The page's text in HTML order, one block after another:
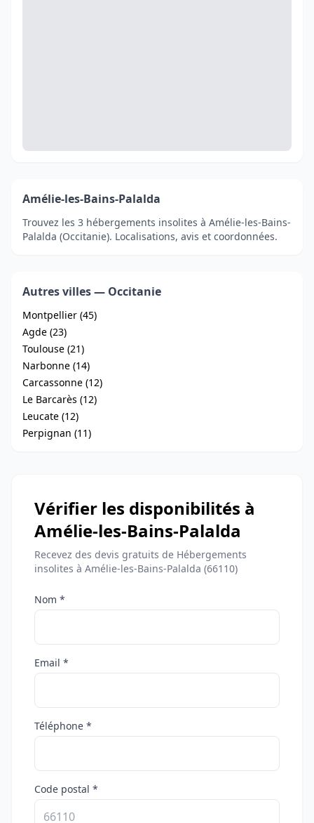
Amélie-les-Bains-Palalda
Trouvez les 3 hébergements insolites à Amélie-les-Bains-
Palalda (Occitanie). Localisations, avis et coordonnées.
Autres villes — Occitanie
Montpellier (45)
Agde (23)
Toulouse (21)
Narbonne (14)
Carcassonne (12)
Le Barcarès (12)
Leucate (12)
Perpignan (11)
Vérifier les disponibilités à
Amélie-les-Bains-Palalda
Recevez des devis gratuits de Hébergements
insolites à Amélie-les-Bains-Palalda (66110)
Nom *
Email *
Téléphone *
Code postal *